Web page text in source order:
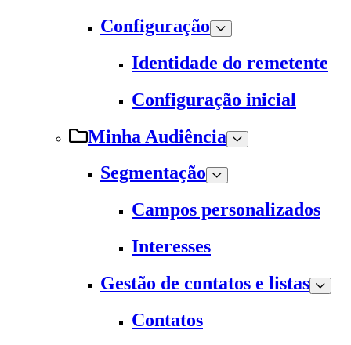
Configuração
Identidade do remetente
Configuração inicial
Minha Audiência
Segmentação
Campos personalizados
Interesses
Gestão de contatos e listas
Contatos